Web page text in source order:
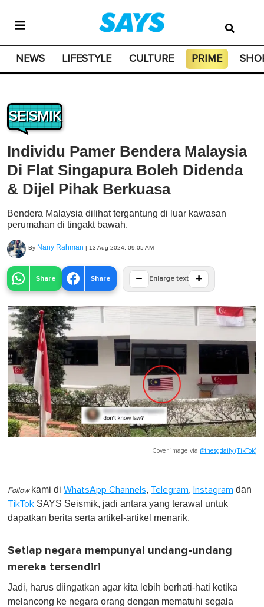
NEWS LIFESTYLE CULTURE PRIME
SEISMIK
Individu Pamer Bendera Malaysia
Di Flat Singapura Boleh Didenda
& Dijel Pihak Berkuasa
Bendera Malaysia dilihat tergantung di luar kawasan
perumahan di tingakt bawah.
By Nany Rahman | 13 Aug 2024, 09:05 AM
Share Share − Enlarge text +
Cover image via @thesgdaily (TikTok)
Follow kami di WhatsApp Channels, Telegram, Instagram dan
TikTok SAYS Seismik, jadi antara yang terawal untuk
dapatkan berita serta artikel-artikel menarik.
Setiap negara mempunyai undang-undang
mereka tersendiri
Jadi, harus diingatkan agar kita lebih berhati-hati ketika
melancong ke negara orang dengan mematuhi segala